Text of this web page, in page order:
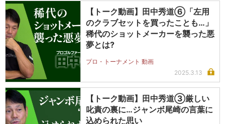
【トーク動画】田中秀道⑥「左用
のクラブセットを買ったことも…」
稀代のショットメーカーを襲った悪
夢とは?
プロ・トーナメント 動画
2025.3.13
【トーク動画】田中秀道③厳しい
叱責の裏に…ジャンボ尾崎の言葉に
込められた思い